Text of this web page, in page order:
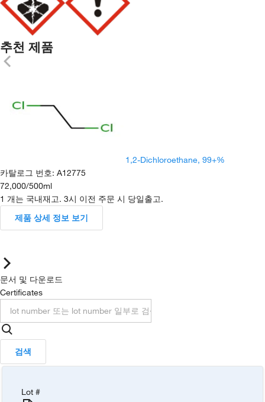
추천 제품
1,2-Dichloroethane, 99+%
카탈로그 번호: A12775
72,000/500ml
1 개는 국내재고. 3시 이전 주문 시 당일출고.
제품 상세 정보 보기
문서 및 다운로드
Certificates
검색
Lot #